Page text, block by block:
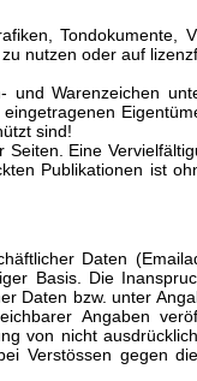
Tondokumente,
nutzen oder auf
Warenzeichen
sind!
Eine
Publikationen ist
Daten
Basis. Die
Daten bzw. unter
Angaben
von nicht
Verstössen gegen